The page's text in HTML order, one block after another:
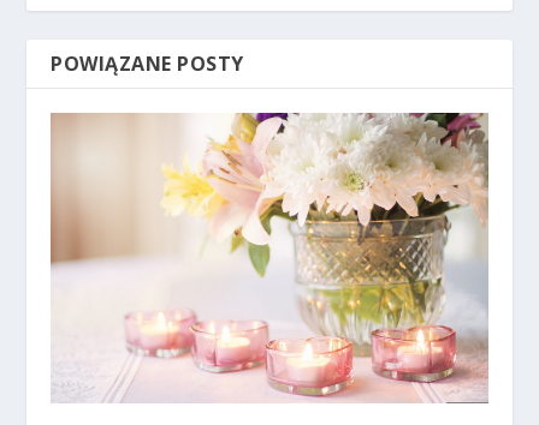
POWIĄZANE POSTY